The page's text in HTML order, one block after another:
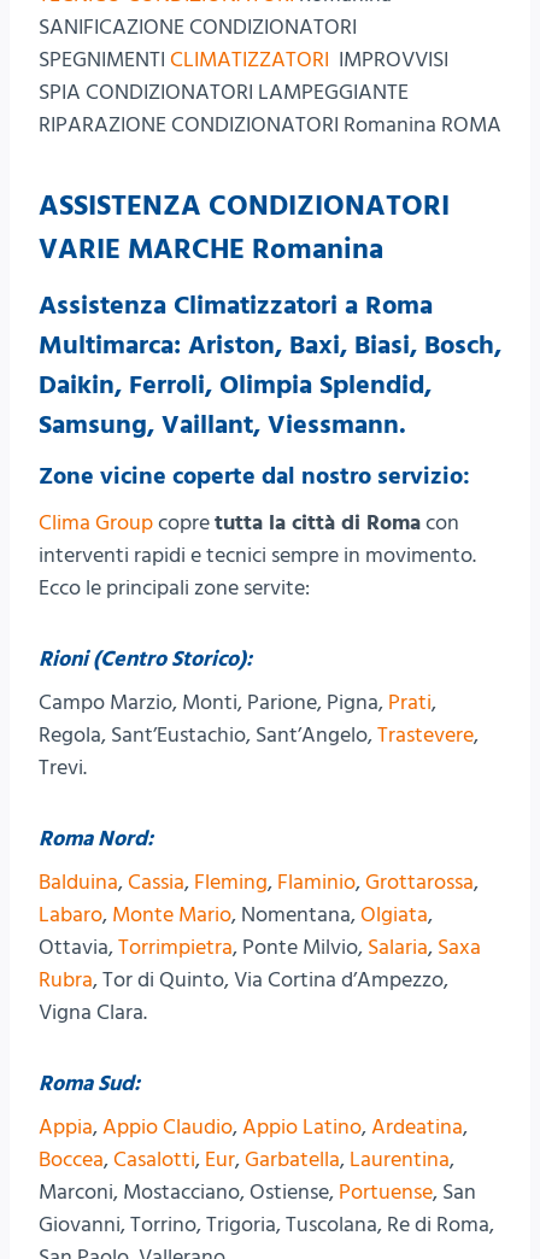
SANIFICAZIONE CONDIZIONATORI
SPEGNIMENTI CLIMATIZZATORI IMPROVVISI
SPIA CONDIZIONATORI LAMPEGGIANTE
RIPARAZIONE CONDIZIONATORI Romanina ROMA
ASSISTENZA CONDIZIONATORI
VARIE MARCHE Romanina
Assistenza Climatizzatori a Roma
Multimarca: Ariston, Baxi, Biasi, Bosch,
Daikin, Ferroli, Olimpia Splendid,
Samsung, Vaillant, Viessmann.
Zone vicine coperte dal nostro servizio:
Clima Groupcopretutta la città di Romacon
interventi rapidi e tecnici sempre in movimento.
Ecco le principali zone servite:
Rioni (Centro Storico):
Campo Marzio, Monti, Parione, Pigna, Prati,
Regola, Sant’Eustachio, Sant’Angelo,Trastevere,
Trevi.
Roma Nord:
Balduina,Cassia, Fleming, Flaminio,Grottarossa,
Labaro, Monte Mario, Nomentana,Olgiata,
Ottavia,Torrimpietra, Ponte Milvio, Salaria, Saxa
Rubra, Tor di Quinto, Via Cortina d’Ampezzo,
Vigna Clara.
Roma Sud:
Appia,Appio Claudio,Appio Latino,Ardeatina,
Boccea,Casalotti, Eur,Garbatella, Laurentina,
Marconi, Mostacciano, Ostiense, Portuense, San
Giovanni, Torrino, Trigoria, Tuscolana, Re di Roma,